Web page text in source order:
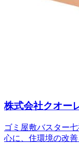
株式会社クオー
ゴミ屋敷バスター
心に、住環境の改